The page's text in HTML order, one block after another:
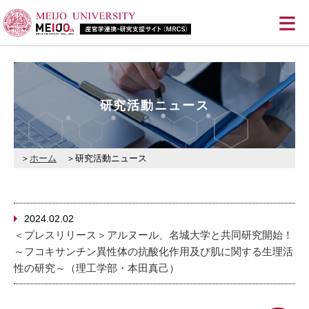
≡
研究活動ニュース
ホーム 研究活動ニュース
2024.02.02
＜プレスリリース＞アルヌール、名城大学と共同研究開始！
～フコキサンチン異性体の抗酸化作用及び肌に関する生理活
性の研究～（理工学部・本田真己）